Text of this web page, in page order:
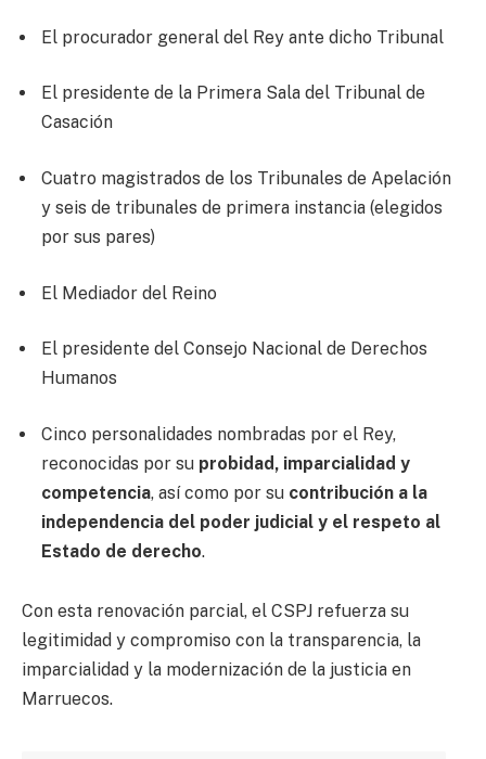
El procurador general del Rey ante dicho Tribunal
El presidente de la Primera Sala del Tribunal de
Casación
Cuatro magistrados de los Tribunales de Apelación
y seis de tribunales de primera instancia (elegidos
por sus pares)
El Mediador del Reino
El presidente del Consejo Nacional de Derechos
Humanos
Cinco personalidades nombradas por el Rey,
reconocidas por su probidad, imparcialidad y
competencia, así como por su contribución a la
independencia del poder judicial y el respeto al
Estado de derecho.
Con esta renovación parcial, el CSPJ refuerza su
legitimidad y compromiso con la transparencia, la
imparcialidad y la modernización de la justicia en
Marruecos.